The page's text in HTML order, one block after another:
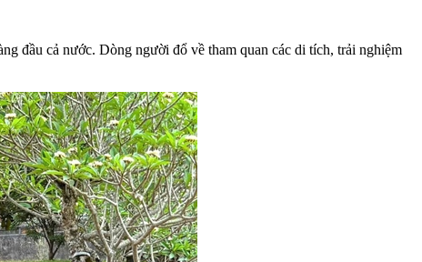
đầu cả nước. Dòng người đổ về tham quan các di tích, trải nghiệm